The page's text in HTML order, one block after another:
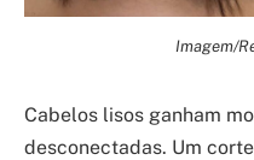
Imagem/
Cabelos lisos ganham
desconectadas. Um